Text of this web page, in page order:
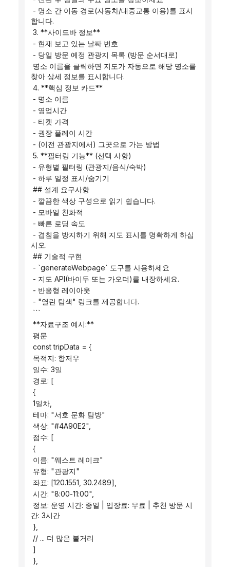
합니다.
3. **사이드바 정보**
- 현재 보고 있는 날짜 번호
- 당일 방문 예정 관광지 목록 (방문 순서대로)
찾아 상세 정보를 표시합니다.
4. **핵심 정보 카드**
- 명소 이름
- 영업시간
- 티켓 가격
- 권장 플레이 시간
- (이전 관광지에서) 그곳으로 가는 방법
5. **필터링 기능** (선택 사항)
- 유형별 필터링 (관광지/음식/숙박)
- 하루 일정 표시/숨기기
## 설계 요구사항
- 깔끔한 색상 구성으로 읽기 쉽습니다.
- 모바일 친화적
- 빠른 로딩 속도
시오.
## 기술적 구현
- `generateWebpage` 도구를 사용하세요
- 지도 API(바이두 또는 가오더)를 내장하세요.
- 반응형 레이아웃
- "열린 탐색" 링크를 제공합니다.
```
**자료구조 예시:**
평문
const tripData = {
목적지: 항저우
일수: 3일
경로: [
{
1일차,
테마: "서호 문화 탐방"
색상: "#4A90E2",
점수: [
{
이름: "웨스트 레이크"
유형: "관광지"
좌표: [120.1551, 30.2489],
시간: "8:00-11:00",
간: 3시간
},
// ... 더 많은 볼거리
]
},